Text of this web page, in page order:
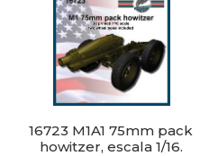
16723 M1A1 75mm pack
howitzer, escala 1/16.